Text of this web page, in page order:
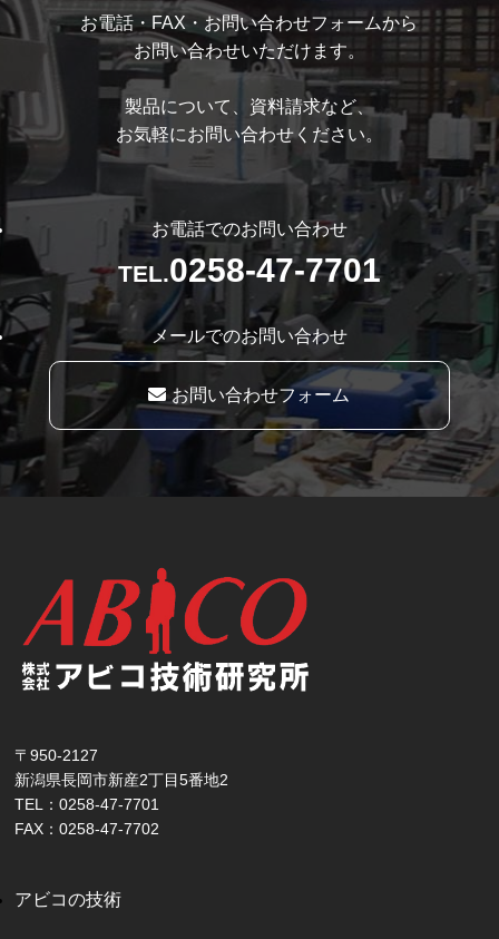
お電話・FAX・お問い合わせフォームから
お問い合わせいただけます。
製品について、資料請求など、
お気軽にお問い合わせください。
お電話でのお問い合わせ
TEL.0258-47-7701
メールでのお問い合わせ
お問い合わせフォーム
〒950-2127
新潟県長岡市新産2丁目5番地2
TEL：0258-47-7701
FAX：0258-47-7702
アビコの技術